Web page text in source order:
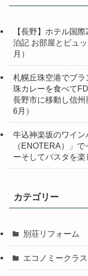
【長野】ホテル国
泊記 お部屋とビュ
月）
札幌丘珠空港でブ
珠カレーを食べて
長野市に移動し信
6月）
牛込神楽坂のワイン
（ENOTERA）」
ーそしてパスタを楽
カテゴリー
別荘リフォーム
エコノミークラ